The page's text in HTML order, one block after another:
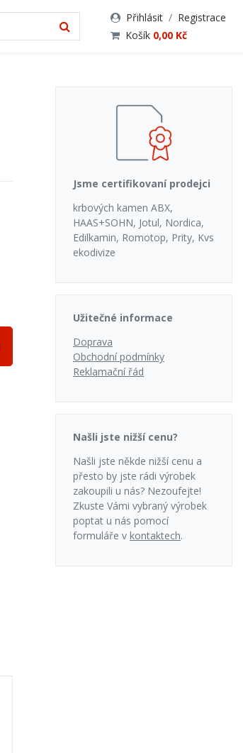
Přihlásit / Registrace
Košík 0,00 Kč
Jsme certifikovaní prodejci
krbových kamen ABX,
HAAS+SOHN, Jotul, Nordica,
Edilkamin, Romotop, Prity, Kvs
ekodivize
Užitečné informace
Doprava
Obchodní podmínky
Reklamační řád
Našli jste nižší cenu?
Našli jste někde nižší cenu a
přesto by jste rádi výrobek
zakoupili u nás? Nezoufejte!
Zkuste Vámi vybraný výrobek
poptat u nás pomocí
formuláře v kontaktech.